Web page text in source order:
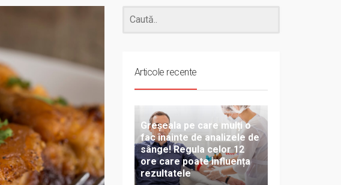
Articole recente
Greșeala pe care mulți o
fac înainte de analizele de
sânge! Regula celor 12
ore care poate influența
rezultatele